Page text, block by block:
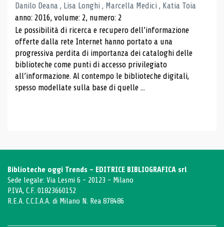
Danilo Deana , Lisa Longhi , Marcella Medici , Katia Toia
anno: 2016, volume: 2, numero: 2
Le possibilità di ricerca e recupero dell’informazione
offerte dalla rete Internet hanno portato a una
progressiva perdita di importanza dei cataloghi delle
biblioteche come punti di accesso privilegiato
all’informazione. Al contempo le biblioteche digitali,
spesso modellate sulla base di quelle ...
Biblioteche oggi Trends - EDITRICE BIBLIOGRAFICA srl
Sede legale: Via Lesmi 6 - 20123 - Milano
P.IVA, C.F. 01823660152
R.E.A. C.C.I.A.A. di Milano N. Rea 878486